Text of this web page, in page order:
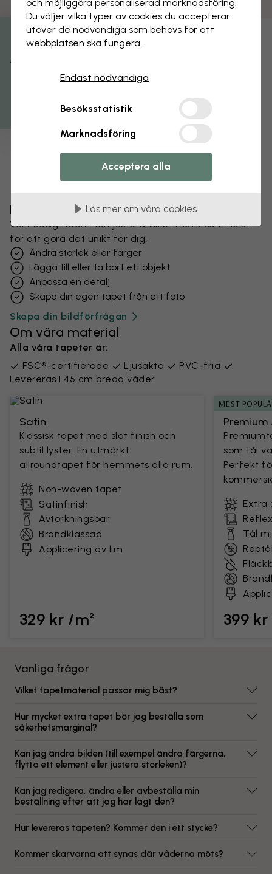
Förändra din tapet
Vårt designteam kan justera vilket motiv som helst
för att göra det unikt för dig.
Ändra storlek eller färger
Lägga till eller ta bort ett objekt
Anpassa en detalj
Skapa din egen tapet från ett foto
Skapa din bildförfrågan
Om våra material
Alla våra tapeter är:
FSC®-certifierade
Ljusäkta
PVC-fria
Levereras i 45 cm breda våder
Satin
Klassisk tapet med slät finish och
subtil lyster. En utmärkt
allroundtapet för hemmets alla rum.
Non-woven tapet
Satinfinish
Avtorkningsbar
Brandklassad
Applicering av lim
329 kr /m²
MEST
som tål
Perfekt
Extra
Tål
399
Vanliga frågor
Vilket tapetmaterial passar mig bäst?
Hur mycket extra tapet bör jag beställa som
säkerhetsmarginal?
Kan jag ändra bilden (till exempel ändra färgerna,
flytta ett element eller justera storleken)?
Kan jag redigera, ändra eller avbeställa min
beställning efter att jag har lagt den?
Hur levereras tapeten? Kommer den i ett stycke?
Kommer skarvarna att synas där våderna möts?
Få 15% rabatt
och möjliggöra personaliserad marknads­föring.
Du väljer vilka typer av cookies du accepterar
utöver de nödvändiga som behövs för att
webbplatsen ska fungera.
Endast nödvändiga
Besöksstatistik
Marknadsföring
Acceptera alla
Läs mer om våra cookies